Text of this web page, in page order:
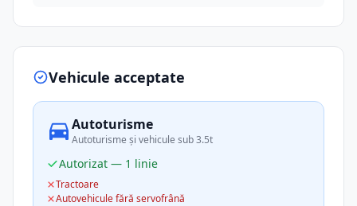
Vehicule acceptate
Autoturisme
Autoturisme și vehicule sub 3.5t
Autorizat — 1 linie
Tractoare
Autovehicule fără servofrână